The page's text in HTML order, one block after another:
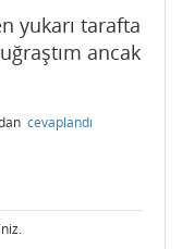
yukarı tarafta
ancak
cevaplandı